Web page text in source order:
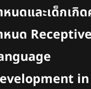
หนดและเด็กเกิ
หนด Receptive